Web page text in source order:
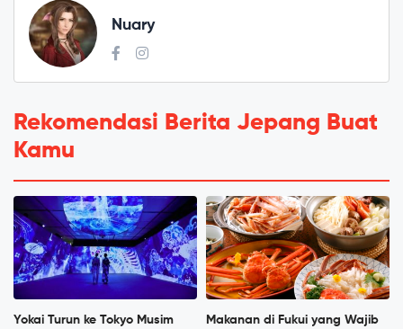
Nuary
Rekomendasi Berita Jepang Buat
Kamu
Yokai Turun ke Tokyo Musim
Makanan di Fukui yang Wajib